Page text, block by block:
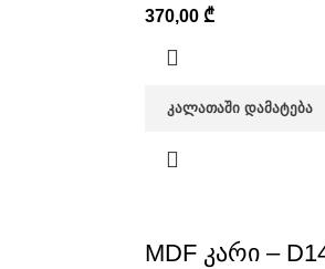
370,00 ₾
ᲙᲐᲚᲐᲗᲐᲨᲘ ᲓᲐᲛᲐᲢᲔᲑᲐ
MDF კარი –